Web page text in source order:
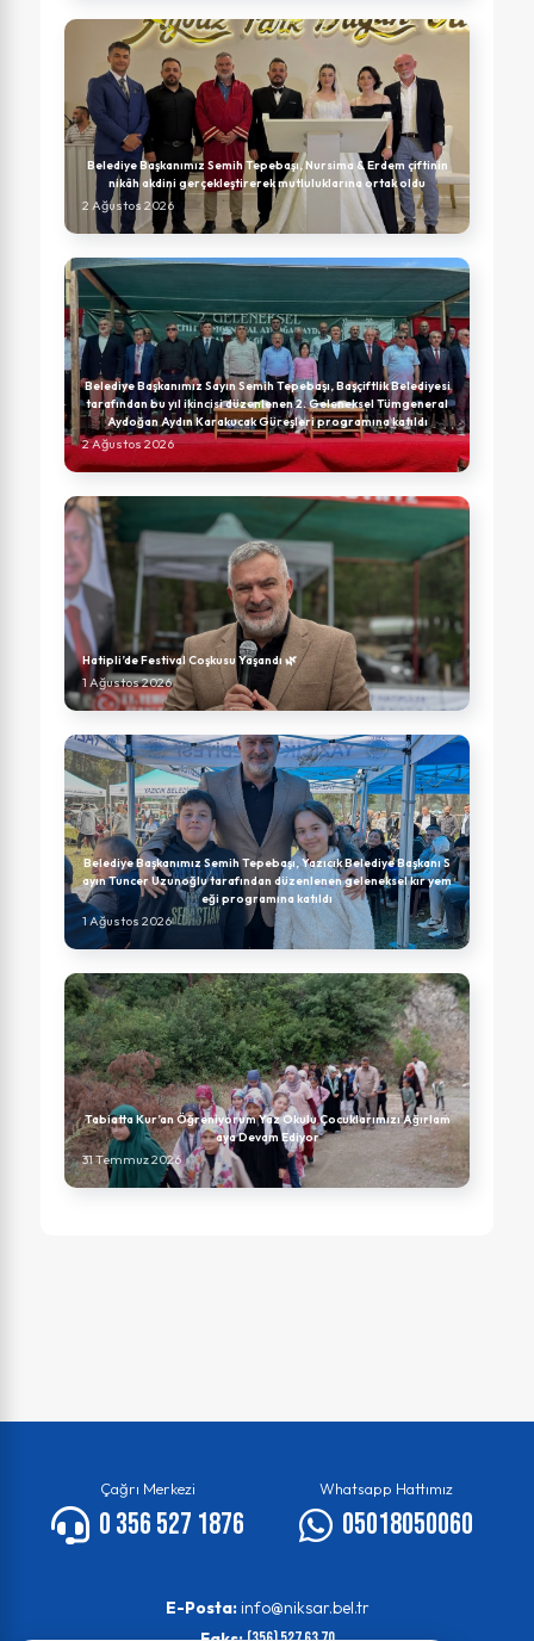
Belediye Başkanımız Semih Tepebaşı, Nursima & Erdem çiftinin
nikâh akdini gerçekleştirerek mutluluklarına ortak oldu
2 Ağustos 2026
Belediye Başkanımız Sayın Semih Tepebaşı, Başçiftlik Belediyesi
tarafından bu yıl ikincisi düzenlenen 2. Geleneksel Tümgeneral
Aydoğan Aydın Karakucak Güreşleri programına katıldı
2 Ağustos 2026
Hatipli’de Festival Coşkusu Yaşandı 🌿
1 Ağustos 2026
Belediye Başkanımız Semih Tepebaşı, Yazıcık Belediye Başkanı S
ayın Tuncer Uzunoğlu tarafından düzenlenen geleneksel kır yem
eği programına katıldı
1 Ağustos 2026
Tabiatta Kur’an Öğreniyorum Yaz Okulu Çocuklarımızı Ağırlam
aya Devam Ediyor
31 Temmuz 2026
Çağrı Merkezi
0 356 527 1876
Whatsapp Hattımız
05018050060
E-Posta: info@niksar.bel.tr